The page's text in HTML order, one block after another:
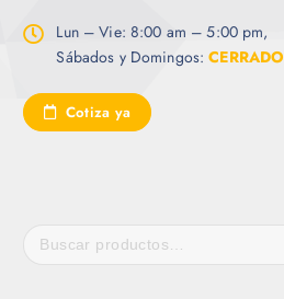
Lun – Vie: 8:00 am – 5:00 pm,
Sábados y Domingos:CERRADO
Cotiza ya